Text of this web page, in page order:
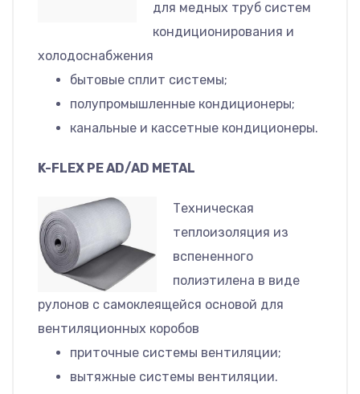
для медных труб систем
кондиционирования и
холодоснабжения
бытовые сплит системы;
полупромышленные кондиционеры;
канальные и кассетные кондиционеры.
K-FLEX PE AD/AD METAL
Техническая
теплоизоляция из
вспененного
полиэтилена в виде
рулонов с самоклеящейся основой для
вентиляционных коробов
приточные системы вентиляции;
вытяжные системы вентиляции.